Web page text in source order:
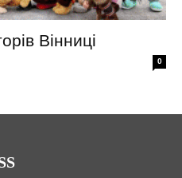
Вінниці
0